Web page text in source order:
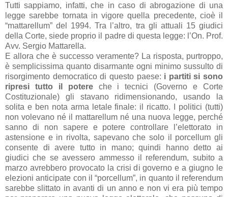
Tutti sappiamo, infatti, che in caso di abrogazione di una
legge sarebbe tornata in vigore quella precedente, cioè il
“mattarellum” del 1994. Tra l’altro, tra gli attuali 15 giudici
della Corte, siede proprio il padre di questa legge: l’On. Prof.
Avv. Sergio Mattarella.
E allora che è successo veramente? La risposta, purtroppo,
è semplicissima quanto disarmante ogni minimo sussulto di
risorgimento democratico di questo paese: i partiti si sono
ripresi tutto il potereche i tecnici (Governo e Corte
Costituzionale) gli stavano ridimensionando, usando la
solita e ben nota arma letale finale: il ricatto. I politici (tutti)
non volevano né il mattarellum né una nuova legge, perché
sanno di non sapere e potere controllare l’elettorato in
astensione e in rivolta, sapevano che solo il porcellum gli
consente di avere tutto in mano; quindi hanno detto ai
giudici che se avessero ammesso il referendum, subito a
marzo avrebbero provocato la crisi di governo e a giugno le
elezioni anticipate con il “porcellum”, in quanto il referendum
sarebbe slittato in avanti di un anno e non vi era più tempo